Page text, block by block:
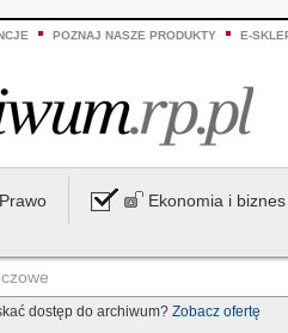
POZNAJ NASZE PRODUKTY E-
Prawo Ekonomia i biznes
dostęp do archiwum? Zobacz ofertę